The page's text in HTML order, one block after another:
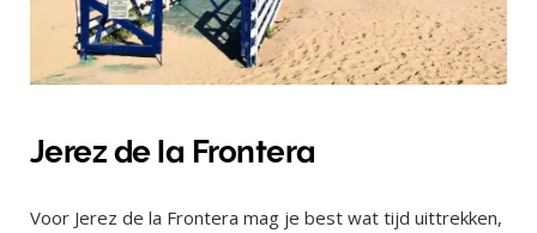
Jerez de la Frontera
Voor Jerez de la Frontera mag je best wat tijd uittrekken,